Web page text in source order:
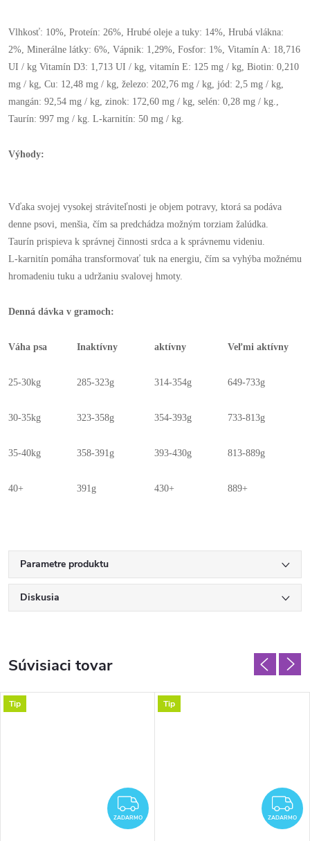
Vlhkosť: 10%, Proteín: 26%, Hrubé oleje a tuky: 14%, Hrubá vlákna:
2%, Minerálne látky: 6%, Vápnik: 1,29%, Fosfor: 1%, Vitamín A: 18,716
UI / kg Vitamín D3: 1,713 UI / kg, vitamín E: 125 mg / kg, Biotin: 0,210
mg / kg, Cu: 12,48 mg / kg, železo: 202,76 mg / kg, jód: 2,5 mg / kg,
mangán: 92,54 mg / kg, zinok: 172,60 mg / kg, selén: 0,28 mg / kg.,
Taurín: 997 mg / kg. L-karnitín: 50 mg / kg.
Výhody:
Vďaka svojej vysokej stráviteľnosti je objem potravy, ktorá sa podáva
denne psovi, menšia, čím sa predchádza možným torziam žalúdka.
Taurín prispieva k správnej činnosti srdca a k správnemu videniu.
L-karnitín pomáha transformovať tuk na energiu, čím sa vyhýba možnému
hromadeniu tuku a udržaniu svalovej hmoty.
Denná dávka v gramoch:
Váha psa Inaktívny aktívny Veľmi aktívny
25-30kg 285-323g 314-354g 649-733g
30-35kg 323-358g 354-393g 733-813g
35-40kg 358-391g 393-430g 813-889g
40+ 391g 430+ 889+
Parametre produktu
Diskusia
Súvisiaci tovar
Tip
ZADARMO
ZADARMO
Tip
ZADARMO